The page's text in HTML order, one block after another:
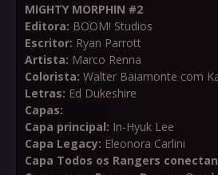
MIGHTY MORPHIN #2
Editora: BOOM! Studios
Escritor: Ryan Parrott
Artista: Marco Renna
Colorista: Walter Baiamonte com
Letras: Ed Dukeshire
Capas:
Capa principal: In-Hyuk Lee
Capa Legacy: Eleonora Carlini
Capa Todos os Rangers